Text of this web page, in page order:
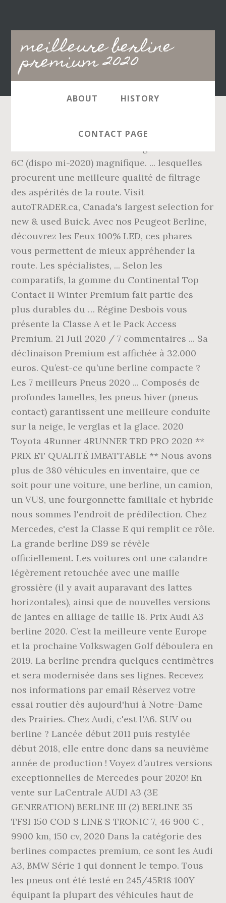
meilleure berline
premium 2020
Main
navigation
ABOUT HISTORY
CONTACT PAGE
Dans le cadre de l’essai, la Giulia était une
6C (dispo mi-2020) magnifique. ... lesquelles
procurent une meilleure qualité de filtrage
des aspérités de la route. Visit
autoTRADER.ca, Canada's largest selection for
new & used Buick. Avec nos Peugeot Berline,
découvrez les Feux 100% LED, ces phares
vous permettent de mieux appréhender la
route. Les spécialistes, ... Selon les
comparatifs, la gomme du Continental Top
Contact II Winter Premium fait partie des
plus durables du … Régine Desbois vous
présente la Classe A et le Pack Access
Premium. 21 Juil 2020 / 7 commentaires ... Sa
déclinaison Premium est affichée à 32.000
euros. Qu’est-ce qu’une berline compacte ?
Les 7 meilleurs Pneus 2020 ... Composés de
profondes lamelles, les pneus hiver (pneus
contact) garantissent une meilleure conduite
sur la neige, le verglas et la glace. 2020
Toyota 4Runner 4RUNNER TRD PRO 2020 **
PRIX ET QUALITÉ IMBATTABLE ** Nous avons
plus de 380 véhicules en inventaire, que ce
soit pour une voiture, une berline, un camion,
un VUS, une fourgonnette familiale et hybride
nous sommes l'endroit de prédilection. Chez
Mercedes, c'est la Classe E qui remplit ce rôle.
La grande berline DS9 se révèle
officiellement. Les voitures ont une calandre
légèrement retouchée avec une maille
grossière (il y avait auparavant des lattes
horizontales), ainsi que de nouvelles versions
de jantes en alliage de taille 18. Prix Audi A3
berline 2020. C’est la meilleure vente Europe
et la prochaine Volkswagen Golf déboulera en
2019. La berline prendra quelques centimètres
et sera modernisée dans ses lignes. Recevez
nos informations par email Réservez votre
essai routier dès aujourd'hui à Notre-Dame
des Prairies. Chez Audi, c'est l'A6. SUV ou
berline ? Lancée début 2011 puis restylée
début 2018, elle entre donc dans sa neuvième
année de production ! Voyez d’autres versions
exceptionnelles de Mercedes pour 2020! En
vente sur LaCentrale AUDI A3 (3E
GENERATION) BERLINE III (2) BERLINE 35
TFSI 150 COD S LINE S TRONIC 7, 46 900 € ,
9900 km, 150 cv, 2020 Dans la catégorie des
berlines compactes premium, ce sont les Audi
A3, BMW Série 1 qui donnent le tempo. Tous
les pneus ont été testé en 245/45R18 100Y
équipant la plupart des véhicules haut de